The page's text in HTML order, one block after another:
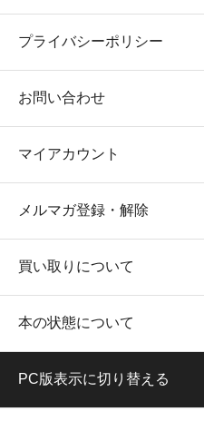
プライバシーポリシー
お問い合わせ
マイアカウント
メルマガ登録・解除
買い取りについて
本の状態について
PC版表示に切り替える